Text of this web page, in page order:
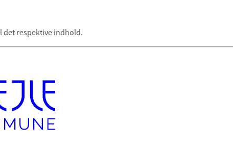
det respektive indhold.